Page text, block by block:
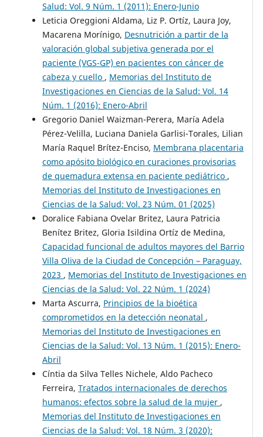
Salud: Vol. 9 Núm. 1 (2011): Enero-Junio
Leticia Oreggioni Aldama, Liz P. Ortíz, Laura Joy,
Macarena Morínigo, Desnutrición a partir de la
valoración global subjetiva generada por el
paciente (VGS-GP) en pacientes con cáncer de
cabeza y cuello , Memorias del Instituto de
Investigaciones en Ciencias de la Salud: Vol. 14
Núm. 1 (2016): Enero-Abril
Gregorio Daniel Waizman-Perera, María Adela
Pérez-Velilla, Luciana Daniela Garlisi-Torales, Lilian
María Raquel Brítez-Enciso, Membrana placentaria
como apósito biológico en curaciones provisorias
de quemadura extensa en paciente pediátrico ,
Memorias del Instituto de Investigaciones en
Ciencias de la Salud: Vol. 23 Núm. 01 (2025)
Doralice Fabiana Ovelar Britez, Laura Patricia
Benítez Britez, Gloria Isildina Ortíz de Medina,
Capacidad funcional de adultos mayores del Barrio
Villa Oliva de la Ciudad de Concepción – Paraguay,
2023 , Memorias del Instituto de Investigaciones en
Ciencias de la Salud: Vol. 22 Núm. 1 (2024)
Marta Ascurra, Principios de la bioética
comprometidos en la detección neonatal ,
Memorias del Instituto de Investigaciones en
Ciencias de la Salud: Vol. 13 Núm. 1 (2015): Enero-
Abril
Cíntia da Silva Telles Nichele, Aldo Pacheco
Ferreira, Tratados internacionales de derechos
humanos: efectos sobre la salud de la mujer ,
Memorias del Instituto de Investigaciones en
Ciencias de la Salud: Vol. 18 Núm. 3 (2020):